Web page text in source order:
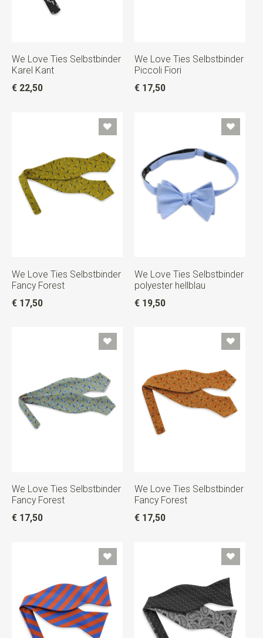
We Love Ties Selbstbinder
Karel Kant
€ 22,50
We Love Ties Selbstbinder
Piccoli Fiori
€ 17,50
We Love Ties Selbstbinder
Fancy Forest
€ 17,50
We Love Ties Selbstbinder
polyester hellblau
€ 19,50
We Love Ties Selbstbinder
Fancy Forest
€ 17,50
We Love Ties Selbstbinder
Fancy Forest
€ 17,50